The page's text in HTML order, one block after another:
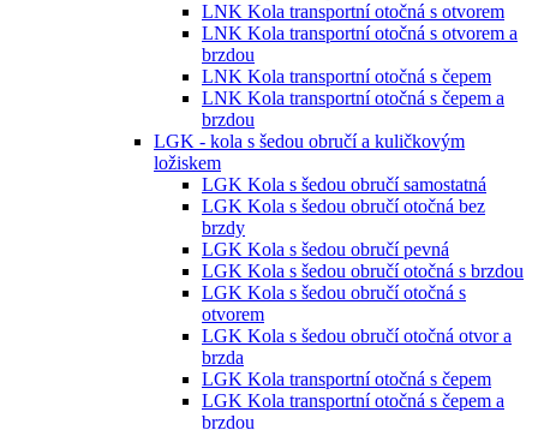
LNK Kola transportní otočná s otvorem
LNK Kola transportní otočná s otvorem a
brzdou
LNK Kola transportní otočná s čepem
LNK Kola transportní otočná s čepem a
brzdou
LGK - kola s šedou obručí a kuličkovým
ložiskem
LGK Kola s šedou obručí samostatná
LGK Kola s šedou obručí otočná bez
brzdy
LGK Kola s šedou obručí pevná
LGK Kola s šedou obručí otočná s brzdou
LGK Kola s šedou obručí otočná s
otvorem
LGK Kola s šedou obručí otočná otvor a
brzda
LGK Kola transportní otočná s čepem
LGK Kola transportní otočná s čepem a
brzdou